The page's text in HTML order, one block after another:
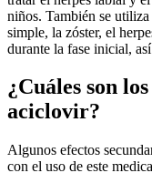
niños. También se utiliza
simple, la zóster, el
durante la fase inicial,
¿Cuáles son
aciclovir?
Algunos efectos
con el uso de este